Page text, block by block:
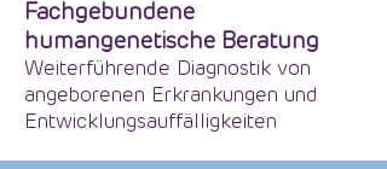
Fachgebundene
humangenetische Beratung
Weiterführende Diagnostik von
angeborenen Erkrankungen und
Entwicklungsauffälligkeiten